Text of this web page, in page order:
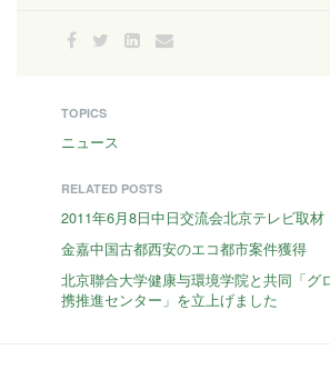
TOPICS
ニュース
RELATED POSTS
2011年6月8日中日交流会北京テレビ取材
金嘉中国古都西安のエコ都市案件獲得
北京聯合大学健康与環境学院と共同「グ
携推進センター」を立上げました